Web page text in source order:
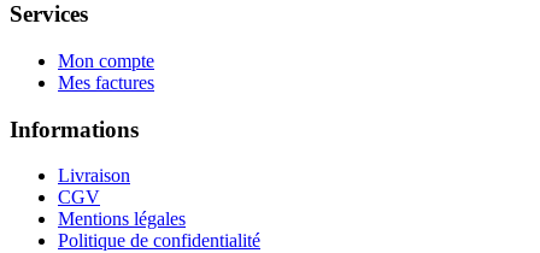
Services
Mon compte
Mes factures
Informations
Livraison
CGV
Mentions légales
Politique de confidentialité